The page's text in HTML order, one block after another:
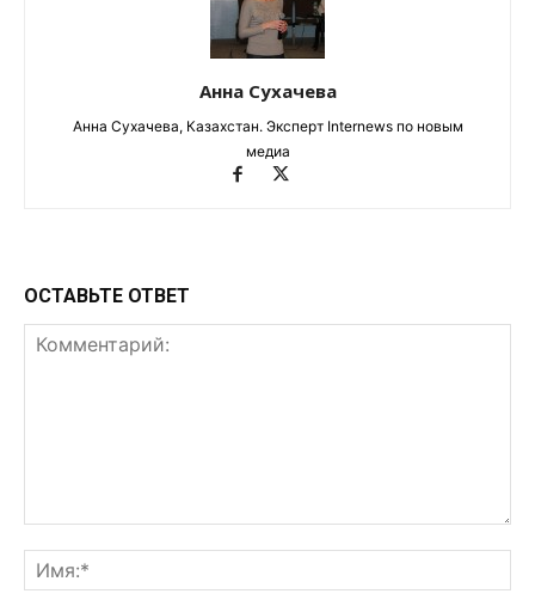
Анна Сухачева
Анна Сухачева, Казахстан. Эксперт Internews по новым
медиа
ОСТАВЬТЕ ОТВЕТ